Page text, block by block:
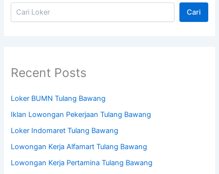
Cari
Recent Posts
Loker BUMN Tulang Bawang
Iklan Lowongan Pekerjaan Tulang Bawang
Loker Indomaret Tulang Bawang
Lowongan Kerja Alfamart Tulang Bawang
Lowongan Kerja Pertamina Tulang Bawang